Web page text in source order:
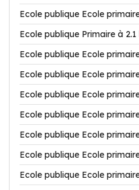
Ecole publique Ecole
Ecole publique Primaire à
Ecole publique Ecole
Ecole publique Ecole
Ecole publique Ecole
Ecole publique Ecole
Ecole publique Ecole
Ecole publique Ecole
Ecole publique Ecole